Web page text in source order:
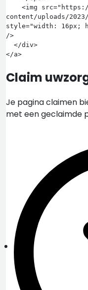
content/uploads/
style="width: 16px;
/>
Claim
Je pagina claimen
met een geclaimde